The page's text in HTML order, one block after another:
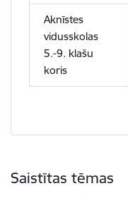
Aknīstes
vidusskolas
5.-9. klašu
koris
Saistītas tēmas